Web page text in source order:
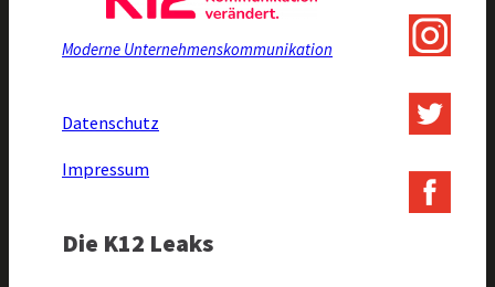
Moderne Unternehmenskommunikation
Datenschutz
Impressum
Die K12 Leaks